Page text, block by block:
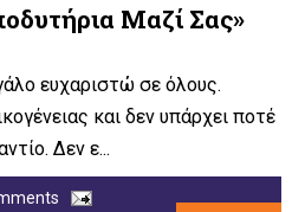
Μαζί Σας»
ευχαριστώ σε όλους.
και δεν υπάρχει ποτέ
Δεν ε...